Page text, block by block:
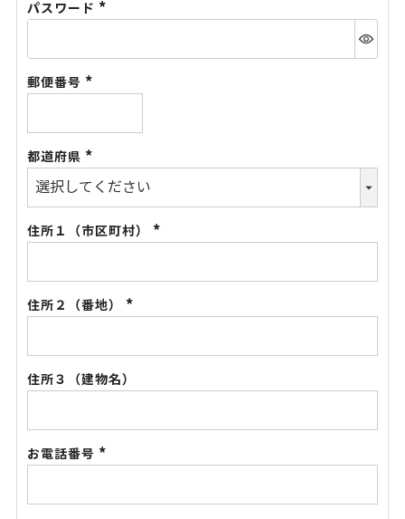
パスワード
郵便番号
都道府県
(必
住所１（市区町村）
住所２（番地）
住所３（建物名）
お電話番号